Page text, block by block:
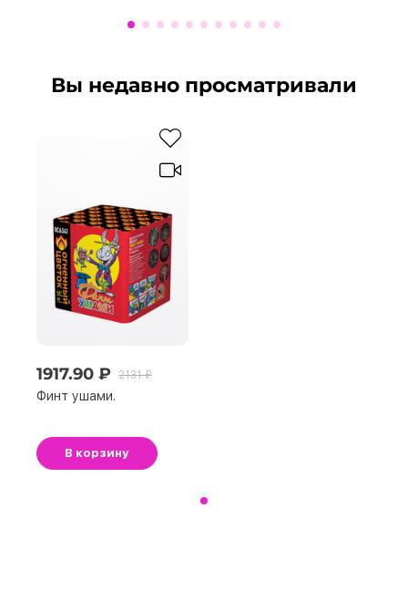
Вы недавно просматривали
1917.90 ₽ 2131 ₽
Финт ушами.
В корзину